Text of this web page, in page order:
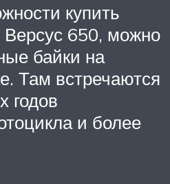
купить
650, можно
байки на
Там встречаются
годов
и более